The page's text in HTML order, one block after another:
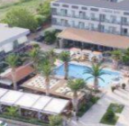
Ευβοϊκή
Ακτή
Hotel
Πολιτικά,
Κεντρική